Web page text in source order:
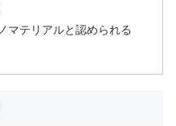
マテリアルと認められる